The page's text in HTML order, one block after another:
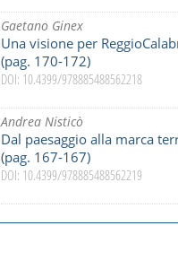
Gaetano Ginex
Una visione per
(pag. 170-172)
DOI: 10.4399/978885488562218
Andrea Nisticò
Dal paesaggio alla marca
(pag. 167-167)
DOI: 10.4399/978885488562219